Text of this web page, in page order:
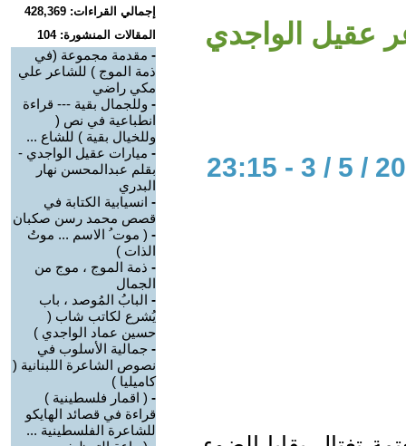
عقيل الواجدي
إجمالي القراءات: 428,369
المقالات المنشورة: 104
- مقدمة مجموعة (في
ذمة الموج ) للشاعر علي
مكي راضي
- وللجمال بقية --- قراءة
انطباعية في نص (
وللخيال بقية ) للشاع ...
- ميارات عقيل الواجدي -
بقلم عبدالمحسن نهار
البدري
- انسيابية الكتابة في
قصص محمد رسن صكبان
- ( موت ُ الاسم ... موتُ
الذات )
- ذمة الموج ، موج من
الجمال
- البابُ المُوصد ، باب
يُشرع لكاتب شاب (
حسين عماد الواجدي )
- جمالية الأسلوب في
نصوص الشاعرة اللبنانية (
كاميليا )
- ( اقمار فلسطينية )
قراءة في قصائد الهايكو
للشاعرة الفلسطينية ...